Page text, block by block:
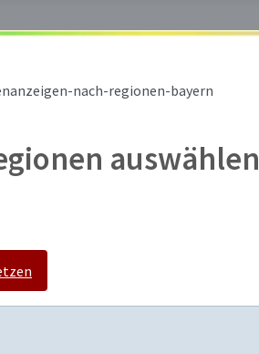
nach-regionen-bayern
auswählen